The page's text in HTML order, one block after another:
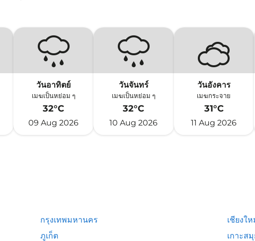
วันอาทิตย์
เมฆเป็นหย่อม ๆ
32°C
09 Aug 2026
วันจันทร์
เมฆเป็นหย่อม ๆ
32°C
10 Aug 2026
วันอังคาร
เมฆกระจาย
31°C
11 Aug 2026
กรุงเทพมหานคร
เชียงใ
ภูเก็ต
เกาะส